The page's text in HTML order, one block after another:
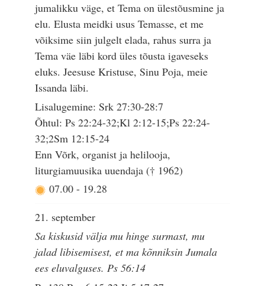
jumalikku väge, et Tema on ülestõusmine ja
elu. Elusta meidki usus Temasse, et me
võiksime siin julgelt elada, rahus surra ja
Tema väe läbi kord üles tõusta igaveseks
eluks. Jeesuse Kristuse, Sinu Poja, meie
Issanda läbi.
Lisalugemine: Srk 27:30-28:7
Õhtul: Ps 22:24-32;Kl 2:12-15;Ps 22:24-
32;2Sm 12:15-24
Enn Võrk, organist ja helilooja,
liturgiamuusika uuendaja († 1962)
07.00 - 19.28
21. september
Sa kiskusid välja mu hinge surmast, mu
jalad libisemisest, et ma kõnniksin Jumala
ees eluvalguses. Ps 56:14